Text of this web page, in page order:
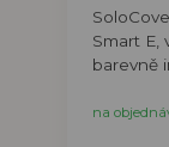
Smart E,
barevně
na